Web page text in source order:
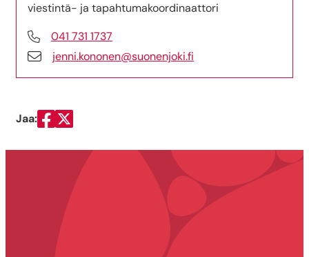
viestintä- ja tapahtumakoordinaattori
041 731 1737
jenni.kononen@suonenjoki.fi
Jaa:
Jaa Facebookissa
Jaa Twitterissä